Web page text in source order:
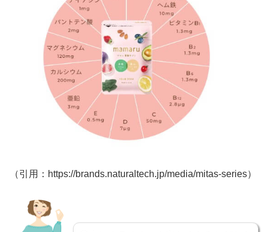
（引用：https://brands.naturaltech.jp/media/mitas-series）